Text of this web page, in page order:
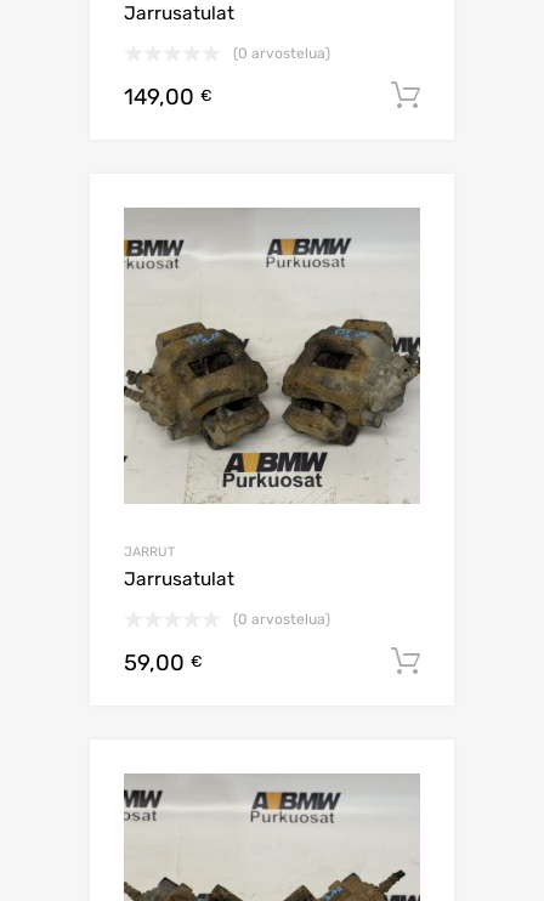
Jarrusatulat
(0 arvostelua)
149,00 €
JARRUT
Jarrusatulat
(0 arvostelua)
59,00 €